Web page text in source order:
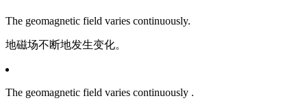
The geomagnetic field varies continuously.
地磁场不断地发生变化。
The geomagnetic field varies continuously .